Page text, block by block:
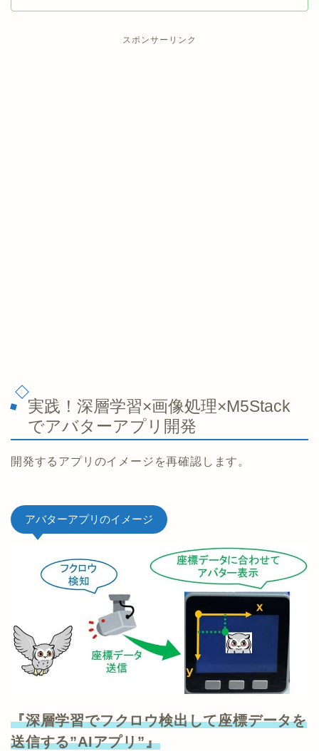
スポンサーリンク
実践！深層学習×画像処理×M5Stack
でアバターアプリ開発
開発するアプリのイメージを再確認します。
アバターアプリのイメージ
『深層学習でフクロウ検出して座標データを
送信する”AIアプリ”』